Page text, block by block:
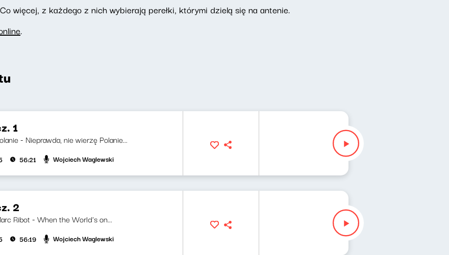
więcej, z każdego z nich wybierają perełki, którymi dzielą się na antenie.
.
1
- Nieprawda, nie wierzę Polanie...
56:21 Wojciech Waglewski
2
Ribot - When the World's on...
56:19 Wojciech Waglewski